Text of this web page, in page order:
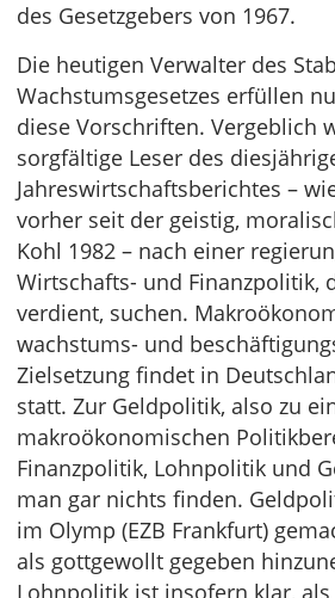
des Gesetzgebers von 1967.
Die heutigen Verwalter des
Wachstumsgesetzes erfüllen
diese Vorschriften. Vergeblich
sorgfältige Leser des
Jahreswirtschaftsberichtes –
vorher seit der geistig,
Kohl 1982 – nach einer
Wirtschafts- und Finanzpolitik,
verdient, suchen.
wachstums- und
Zielsetzung findet in
statt. Zur Geldpolitik, also zu
makroökonomischen
Finanzpolitik, Lohnpolitik und
man gar nichts finden.
im Olymp (EZB Frankfurt)
als gottgewollt gegeben
Lohnpolitik ist insofern klar,